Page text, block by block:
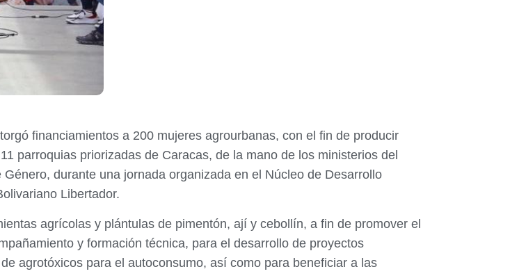
financiamientos a 200 mujeres agrourbanas, con el fin de producir
parroquias priorizadas de Caracas, de la mano de los ministerios del
durante una jornada organizada en el Núcleo de Desarrollo
Libertador.
agrícolas y plántulas de pimentón, ají y cebollín, a fin de promover el
y formación técnica, para el desarrollo de proyectos
agrotóxicos para el autoconsumo, así como para beneficiar a las